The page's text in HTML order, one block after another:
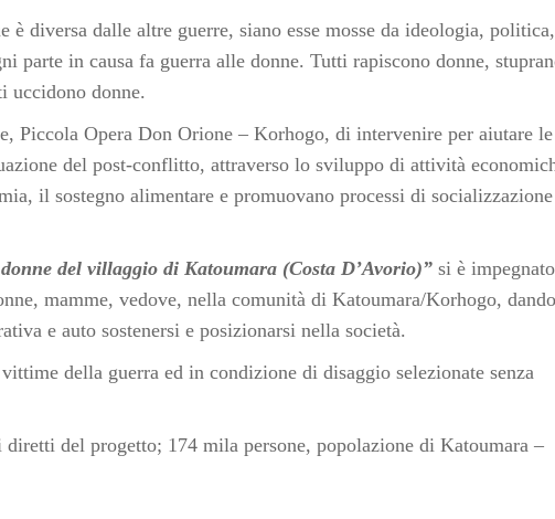
diversa dalle altre guerre, siano esse mosse da ideologia, politica,
parte in causa fa guerra alle donne. Tutti rapiscono donne,
uccidono donne.
Piccola Opera Don Orione – Korhogo, di intervenire per aiutare le
del post-conflitto, attraverso lo sviluppo di attività
il sostegno alimentare e promuovano processi di
del villaggio di Katoumara (Costa D’Avorio)” si è
mamme, vedove, nella comunità di Katoumara/Korhogo, dando
e auto sostenersi e posizionarsi nella società.
della guerra ed in condizione di disaggio selezionate senza
del progetto; 174 mila persone, popolazione di Katoumara –